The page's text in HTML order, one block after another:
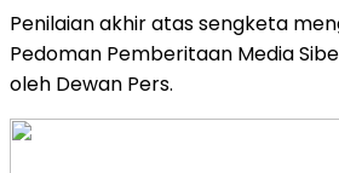
Penilaian akhir atas sengketa
Pedoman Pemberitaan Media
oleh Dewan Pers.